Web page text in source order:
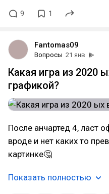
9 1
Fantomas09
Вопросы 21 янв
Какая игра из 2020
графикой?
После анчартед 4, ласт
вроде и нет каких то
картинке🤔
Показать полностью